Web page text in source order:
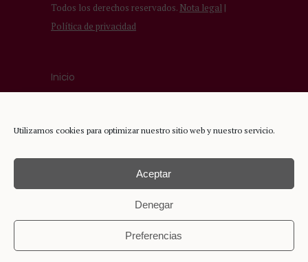
Utilizamos cookies para optimizar nuestro sitio web y nuestro servicio.
Aceptar
Denegar
Preferencias
Todos los derechos reservados. Nota legal |
Política de privacidad
Inicio